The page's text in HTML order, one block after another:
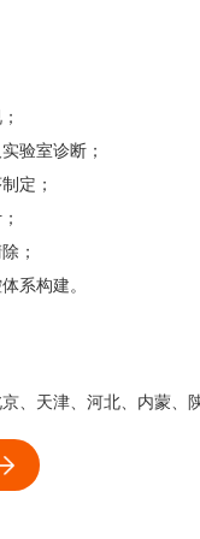
验室诊断；
定；
；
系构建。
、天津、河北、内蒙、